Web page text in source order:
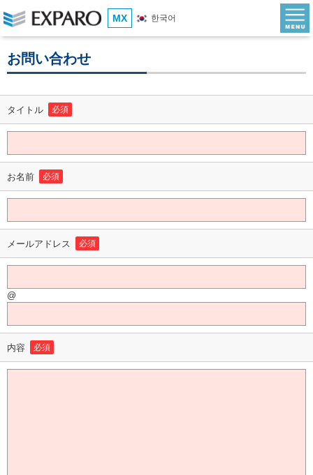
MX 한국어
お問い合わせ
タイトル 必須
お名前 必須
メールアドレス 必須
@
内容 必須